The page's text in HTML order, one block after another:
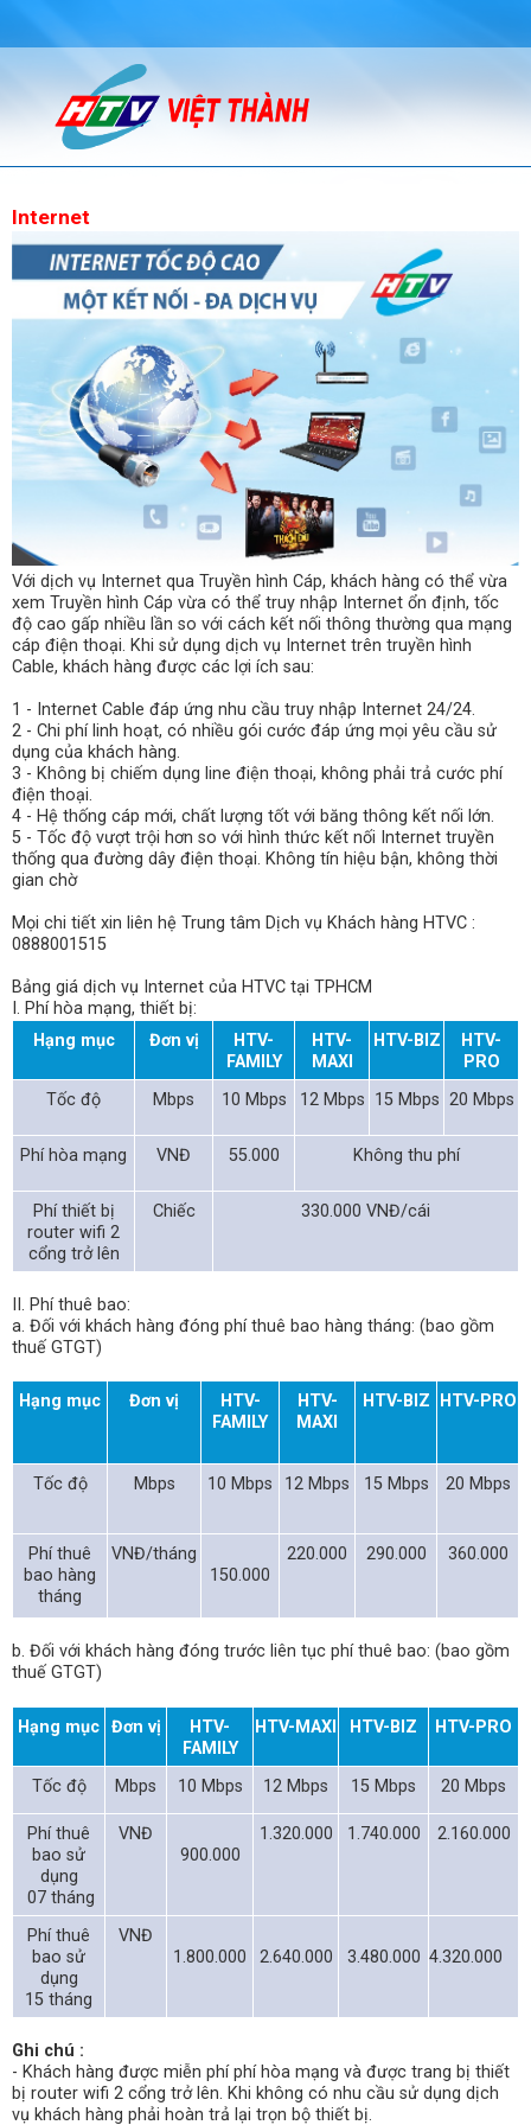
Internet
Với dịch vụ Internet qua Truyền hình Cáp, khách hàng có thể vừa
xem Truyền hình Cáp vừa có thể truy nhập Internet ổn định, tốc
độ cao gấp nhiều lần so với cách kết nối thông thường qua mạng
cáp điện thoại. Khi sử dụng dịch vụ Internet trên truyền hình
Cable, khách hàng được các lợi ích sau:
1 - Internet Cable đáp ứng nhu cầu truy nhập Internet 24/24.
2 - Chi phí linh hoạt, có nhiều gói cước đáp ứng mọi yêu cầu sử
dụng của khách hàng.
3 - Không bị chiếm dụng line điện thoại, không phải trả cước phí
điện thoại.
4 - Hệ thống cáp mới, chất lượng tốt với băng thông kết nối lớn.
5 - Tốc độ vượt trội hơn so với hình thức kết nối Internet truyền
thống qua đường dây điện thoại. Không tín hiệu bận, không thời
gian chờ
Mọi chi tiết xin liên hệ Trung tâm Dịch vụ Khách hàng HTVC :
0888001515
Bảng giá dịch vụ Internet của HTVC tại TPHCM
I. Phí hòa mạng, thiết bị:
Hạng mục
Đơn vị
HTV-
FAMILY
HTV-
MAXI
HTV-BIZ
HTV-
PRO
Tốc độ
Mbps 10 Mbps 12 Mbps 15 Mbps 20 Mbps
Phí hòa mạng VNĐ 55.000 Không thu phí
Phí thiết bị
router wifi 2
cổng trở lên
Chiếc 330.000 VNĐ/cái
II. Phí thuê bao:
a. Đối với khách hàng đóng phí thuê bao hàng tháng: (bao gồm
thuế GTGT)
Hạng mục Đơn vị
HTV-
FAMILY
HTV-
MAXI
HTV-BIZ HTV-PRO
Tốc độ Mbps 10 Mbps 12 Mbps 15 Mbps 20 Mbps
Phí thuê
bao hàng
tháng
VNĐ/tháng
150.000
220.000 290.000 360.000
b. Đối với khách hàng đóng trước liên tục phí thuê bao: (bao gồm
thuế GTGT)
Hạng mục Đơn vị
HTV-
FAMILY
HTV-MAXI HTV-BIZ HTV-PRO
Tốc độ Mbps 10 Mbps 12 Mbps 15 Mbps 20 Mbps
Phí thuê
bao sử
dụng
07 tháng
VNĐ
900.000
1.320.000 1.740.000 2.160.000
Phí thuê
bao sử
dụng
15 tháng
VNĐ
1.800.000
2.640.000 3.480.000 4.320.000
Ghi chú :
- Khách hàng được miễn phí phí hòa mạng và được trang bị thiết
bị router wifi 2 cổng trở lên. Khi không có nhu cầu sử dụng dịch
vụ khách hàng phải hoàn trả lại trọn bộ thiết bị.